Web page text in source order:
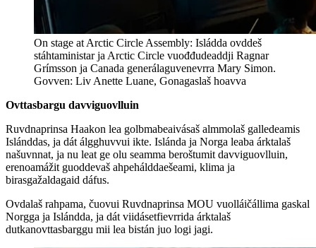
On stage at Arctic Circle Assembly: Isládda ovddeš
stáhtaministar ja Arctic Circle vuođđudeaddji Ragnar
Grímsson ja Canada generálaguvenevrra Mary Simon.
Govven: Liv Anette Luane, Gonagaslaš hoavva
Ovttasbargu davviguovlluin
Ruvdnaprinsa Haakon lea golbmabeaivásaš almmolaš galledeamis
Islánddas, ja dát álgghuvvui ikte. Islánda ja Norga leaba árktalaš
našuvnnat, ja nu leat ge olu seamma beroštumit davviguovlluin,
erenoamážit guoddevaš ahpehálddaešeami, klima ja
birasgažaldagaid dáfus.
Ovdalaš rahpama, čuovui Ruvdnaprinsa MOU vuolláičállima gaskal
Norgga ja Islándda, ja dát viidásetfievrrida árktalaš
dutkanovttasbarggu mii lea bistán juo logi jagi.